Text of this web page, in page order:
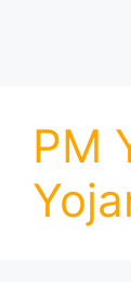
PM